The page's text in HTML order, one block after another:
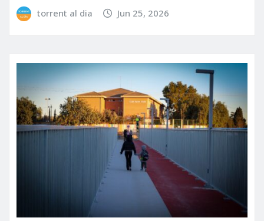
torrent al dia Jun 25, 2026